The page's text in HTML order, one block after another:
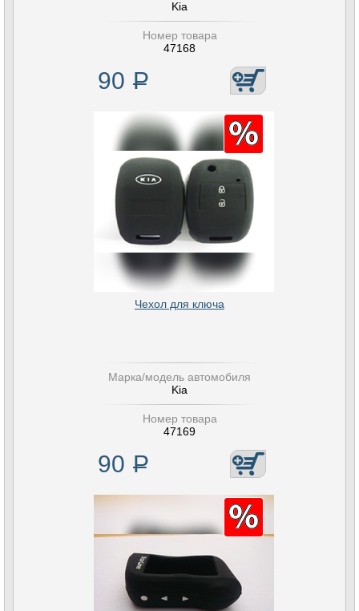
Kia
Номер товара
47168
90 Р
Чехол для ключа
Марка/модель автомобиля
Kia
Номер товара
47169
90 Р